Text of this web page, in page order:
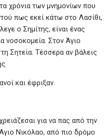
χρόνια των μνημονίων που
πως εκεί κάτω στο Λασίθι,
ο Σημίτης, είναι ένας
νοσοκομεία. Στον Άγιο
Σητεία. Τέσσερα αν βάλεις
και έφριξαν.
για να πας από την
Νικόλαο, από πιο δρόμο